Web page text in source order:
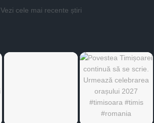
Vezi cele mai recente știri